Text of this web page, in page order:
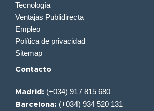
Tecnología
Ventajas Publidirecta
Empleo
Política de privacidad
Sitemap
Contacto
Madrid: (+034) 917 815 680
Barcelona: (+034) 934 520 131